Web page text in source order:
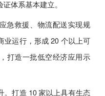
体系基本建立。
急救援、物流配送实现规
业运行，形成 20 个以上可
打造一批低空经济应用示
打造 10 家以上具有生态